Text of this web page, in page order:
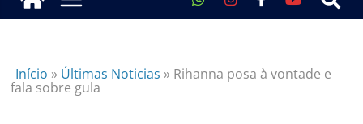
Início » Últimas Noticias » Rihanna posa à vontade e
fala sobre gula